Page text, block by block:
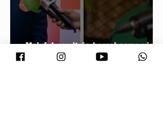
Maluf durou 'três horas' como vice;
acabou trocado por Farina em ata do